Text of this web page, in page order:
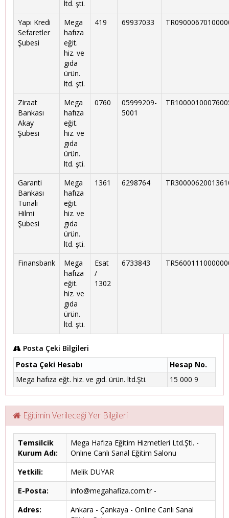
ltd. şti.
Yapı Kredi
Sefaretler
Şubesi
Mega
hafıza
eğit.
hiz. ve
gıda
ürün.
ltd. şti.
419 69937033
Ziraat
Bankası
Akay
Şubesi
Mega
hafıza
eğit.
hiz. ve
gıda
ürün.
ltd. şti.
0760
05999209-
5001
Garanti
Bankası
Tunalı
Hilmi
Şubesi
Mega
hafıza
eğit.
hiz. ve
gıda
ürün.
ltd. şti.
1361 6298764
Finansbank
Mega
hafıza
eğit.
hiz. ve
gıda
ürün.
ltd. şti.
Esat
/
1302
6733843
Posta Çeki Bilgileri
Posta Çeki Hesabı
Hesap No.
Mega hafıza eğt. hiz. ve gıd. ürün. ltd.Şti.
15 000 9
Eğitimin Verileceği Yer Bilgileri
Temsilcik
Kurum Adı:
Mega Hafıza Eğitim Hizmetleri Ltd.Şti. -
Onlıne Canlı Sanal Eğitim Salonu
Yetkili:
Melik DUYAR
E-Posta:
info@megahafiza.com.tr -
Adres:
Ankara - Çankaya - Online Canlı Sanal